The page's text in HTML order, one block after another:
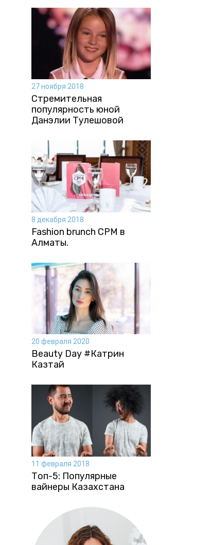
27 ноября 2018
Стремительная
популярность юной
Данэлии Тулешовой
8 декабря 2018
Fashion brunch CPM в
Алматы.
20 февраля 2020
Beauty Day #Катрин
Казтай
11 февраля 2018
Топ-5: Популярные
вайнеры Казахстана